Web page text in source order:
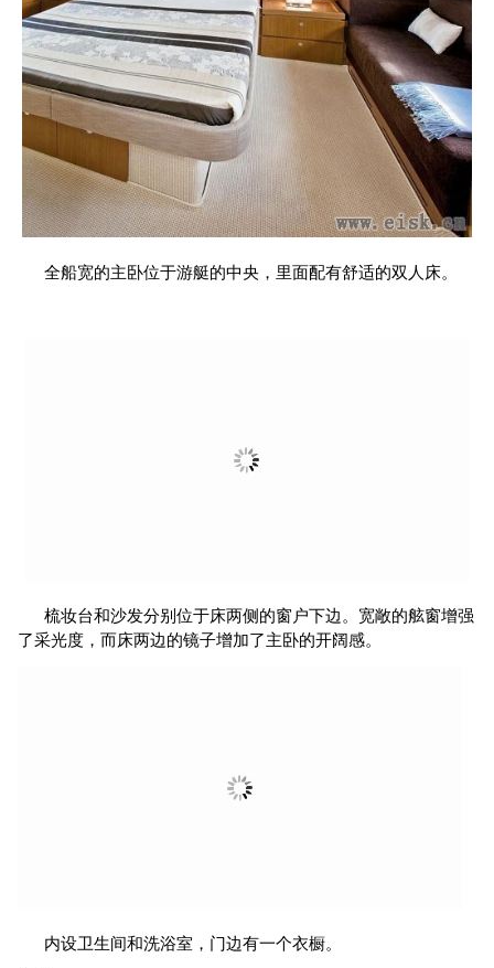
全船宽的主卧位于游艇的中央，里面配有舒适的双人床。
梳妆台和沙发分别位于床两侧的窗户下边。宽敞的舷窗增强
了采光度，而床两边的镜子增加了主卧的开阔感。
内设卫生间和洗浴室，门边有一个衣橱。